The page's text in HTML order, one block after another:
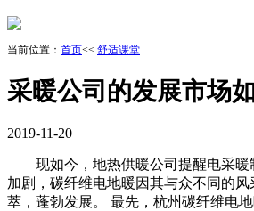
当前位置： 首页<< 舒适课堂
采暖公司的发展市场
2019-11-20
现如今，地热供暖公司提醒电采暖
加剧，碳纤维电地暖因其与众不同的
萃，蓬勃发展。 最先，杭州碳纤维电